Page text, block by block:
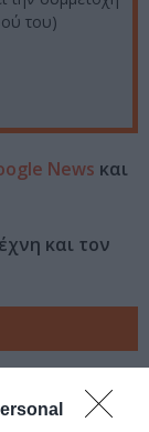
του)
News και
και τον